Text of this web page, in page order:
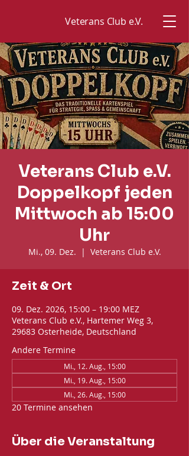
Veterans Club e.V.
Veterans Club e.V.
Doppelkopf jeden
Mittwoch ab 15:00
Uhr
Mi., 09. Dez.
  |
Veterans Club e.V.
Zeit & Ort
09. Dez. 2026, 15:00 – 19:00 MEZ
Veterans Club e.V., Hartemer Weg 3,
29683 Osterheide, Deutschland
Andere Termine
Mi., 12. Aug., 15:00
Mi., 19. Aug., 15:00
Mi., 26. Aug., 15:00
20 Termine ansehen
Über die Veranstaltung